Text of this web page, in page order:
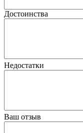
Достоинства
Недостатки
Ваш отзыв